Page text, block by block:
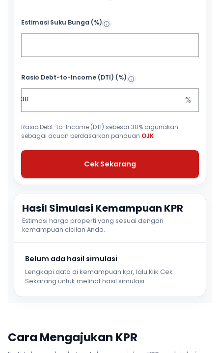
Estimasi Suku Bunga (%)
Rasio Debt-to-Income (DTI) (%)
%
Rasio Debt-to-Income (DTI) sebesar 30% digunakan
sebagai acuan berdasarkan panduan OJK .
Cek Sekarang
Hasil Simulasi Kemampuan KPR
Estimasi harga properti yang sesuai dengan
kemampuan cicilan Anda.
Belum ada hasil simulasi
Lengkapi data di kemampuan kpr, lalu klik Cek
Sekarang untuk melihat hasil simulasi.
Cara Mengajukan KPR